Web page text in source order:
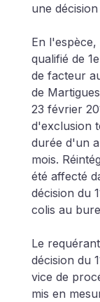
une
En
qualifié de
de facteur
de
23 février
d'exclusion
durée d'un
mois.
été affecté
décision du
colis au
Le
décision du
vice de
mis en